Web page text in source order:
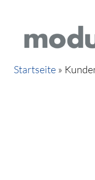
Startseite»